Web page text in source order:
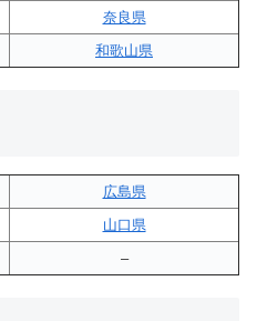
奈良県
和歌山県
広島県
山口県
–